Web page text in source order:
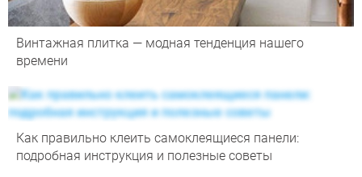
Винтажная плитка — модная тенденция нашего
времени
Как правильно клеить самоклеящиеся панели:
подробная инструкция и полезные советы